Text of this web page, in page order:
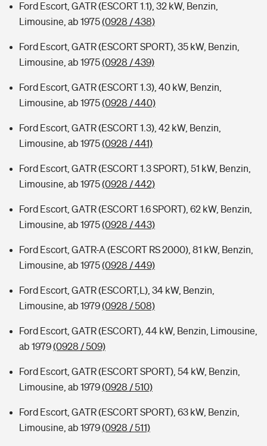
Ford Escort, GATR (ESCORT 1.1), 32 kW, Benzin,
Limousine, ab 1975(0928 / 438)
Ford Escort, GATR (ESCORT SPORT), 35 kW, Benzin,
Limousine, ab 1975(0928 / 439)
Ford Escort, GATR (ESCORT 1.3), 40 kW, Benzin,
Limousine, ab 1975(0928 / 440)
Ford Escort, GATR (ESCORT 1.3), 42 kW, Benzin,
Limousine, ab 1975(0928 / 441)
Ford Escort, GATR (ESCORT 1.3 SPORT), 51 kW, Benzin,
Limousine, ab 1975(0928 / 442)
Ford Escort, GATR (ESCORT 1.6 SPORT), 62 kW, Benzin,
Limousine, ab 1975(0928 / 443)
Ford Escort, GATR-A (ESCORT RS 2000), 81 kW, Benzin,
Limousine, ab 1975(0928 / 449)
Ford Escort, GATR (ESCORT,L), 34 kW, Benzin,
Limousine, ab 1979(0928 / 508)
Ford Escort, GATR (ESCORT), 44 kW, Benzin, Limousine,
ab 1979(0928 / 509)
Ford Escort, GATR (ESCORT SPORT), 54 kW, Benzin,
Limousine, ab 1979(0928 / 510)
Ford Escort, GATR (ESCORT SPORT), 63 kW, Benzin,
Limousine, ab 1979(0928 / 511)